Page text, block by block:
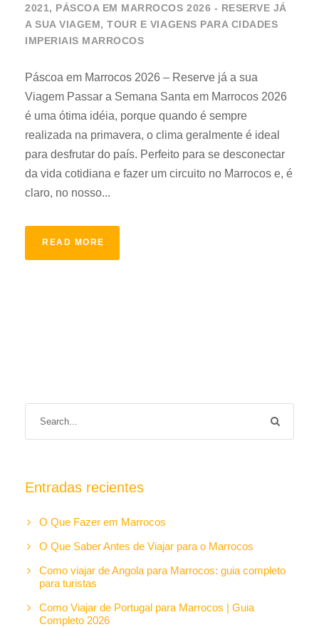
2021, PÁSCOA EM MARROCOS 2026 - RESERVE JÁ
A SUA VIAGEM, TOUR E VIAGENS PARA CIDADES
IMPERIAIS MARROCOS
Páscoa em Marrocos 2026 – Reserve já a sua
Viagem Passar a Semana Santa em Marrocos 2026
é uma ótima idéia, porque quando é sempre
realizada na primavera, o clima geralmente é ideal
para desfrutar do país. Perfeito para se desconectar
da vida cotidiana e fazer um circuito no Marrocos e, é
claro, no nosso...
READ MORE
Entradas recientes
O Que Fazer em Marrocos
O Que Saber Antes de Viajar para o Marrocos
Como viajar de Angola para Marrocos: guia completo
para turistas
Como Viajar de Portugal para Marrocos | Guia
Completo 2026